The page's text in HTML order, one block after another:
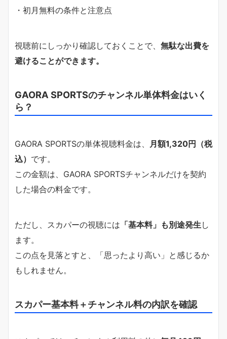
・初月無料の条件と注意点
視聴前にしっかり確認しておくことで、 無駄な出費を
避けることができます。
GAORA SPORTSのチャンネル単体料金はいく
ら？
GAORA SPORTSの単体視聴料金は、 月額1,320円（税
込） です。
この金額は、GAORA SPORTSチャンネルだけを契約
した場合の料金です。
ただし、スカパーの視聴には 「基本料」も別途発生し
ます。
この点を見落とすと、「思ったより高い」と感じるか
もしれません。
スカパー基本料＋チャンネル料の内訳を確認